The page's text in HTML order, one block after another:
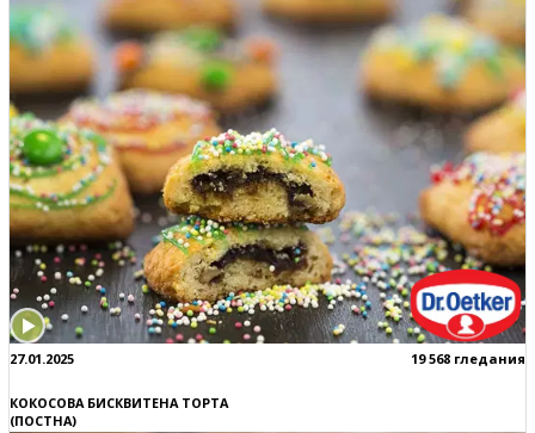
27.01.2025 19 568 гледания
КОКОСОВА БИСКВИТЕНА ТОРТА
(ПОСТНА)